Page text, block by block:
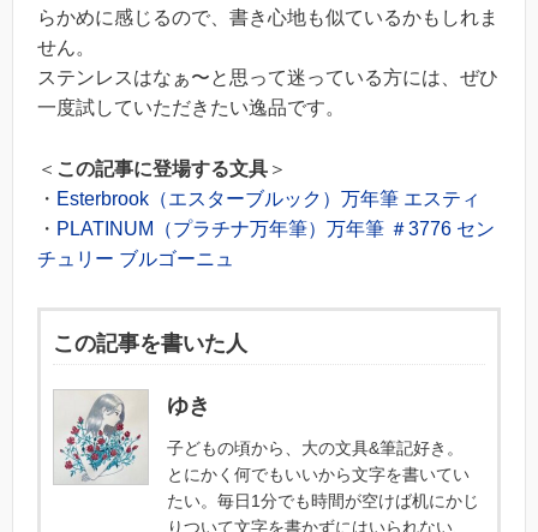
らかめに感じるので、書き心地も似ているかもしれま
せん。
ステンレスはなぁ〜と思って迷っている方には、ぜひ
一度試していただきたい逸品です。
＜ この記事に登場する文具 ＞
・ Esterbrook（エスターブルック）万年筆 エスティ
・ PLATINUM（プラチナ万年筆）万年筆 ＃3776 セン
チュリー ブルゴーニュ
この記事を書いた人
ゆき
子どもの頃から、大の文具&筆記好き。
とにかく何でもいいから文字を書いてい
たい。毎日1分でも時間が空けば机にかじ
りついて文字を書かずにはいられない、